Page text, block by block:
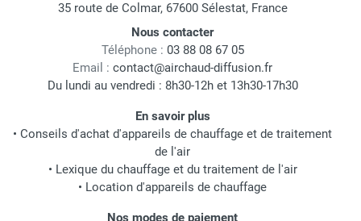
35 route de Colmar, 67600 Sélestat, France
Nous contacter
Téléphone : 03 88 08 67 05
Email : contact@airchaud-diffusion.fr
Du lundi au vendredi : 8h30-12h et 13h30-17h30
En savoir plus
• Conseils d'achat d'appareils de chauffage et de traitement
de l'air
• Lexique du chauffage et du traitement de l'air
• Location d'appareils de chauffage
Nos modes de paiement